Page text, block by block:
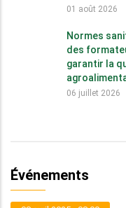
01 août 2026
Normes
des
garantir la
06 juillet 2026
Événements